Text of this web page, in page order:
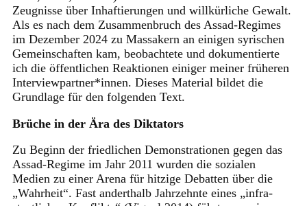
Zeugnisse über Inhaftierungen und willkürliche Gewalt.
Als es nach dem Zusammenbruch des Assad-Regimes
im Dezember 2024 zu Massakern an einigen syrischen
Gemeinschaften kam, beobachtete und dokumentierte
ich die öffentlichen Reaktionen einiger meiner früheren
Interviewpartner*innen. Dieses Material bildet die
Grundlage für den folgenden Text.
Brüche in der Ära des Diktators
Zu Beginn der friedlichen Demonstrationen gegen das
Assad-Regime im Jahr 2011 wurden die sozialen
Medien zu einer Arena für hitzige Debatten über die
„Wahrheit“. Fast anderthalb Jahrzehnte eines „infra-